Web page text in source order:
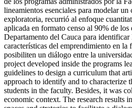
lineamientos esenciales para modelar
exploratoria, recurrió al enfoque
aplicada en formato censo al 90% de
Departamento del Cauca para
características del emprendimiento en
posibiliten un diálogo entre la
project developed inside the programs
guidelines to design a curriculum that
approach to identify and to characterize
students in the faculty. Besides, it was
economic context. The research results